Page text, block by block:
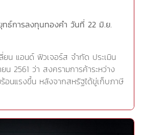
วกของราคาทองคำที่อยู่ในสินทรัพย์
นนี้ติดตามการเปิดเผยยอดขายบ้าน
มความเคลื่อนไหวเกี่ยวกับการทำ
สหรัฐและประเทศคู่
ทธ์การลงทุนทองคำ วันที่ 22 มิ.ย.
ยน แอนด์ ฟิวเจอร์ส จำกัด ประเมิน
น 2561 ว่า สงครามการค้าระหว่าง
อนแรงขึ้น หลังจากสหรัฐได้ขู่เก็บภาษี
สนล้านดอลลาร์ ขณะที่นายวิลเบอร์
รให้จีนลดกำแพงการค้าและปกป้อง